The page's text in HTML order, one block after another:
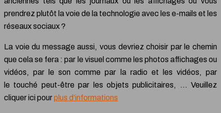
prendrez plutôt la voie de la technologie avec les e-mails et les
réseaux sociaux ?
La voie du message aussi, vous devriez choisir par le chemin
que cela se fera : par le visuel comme les photos affichages ou
vidéos, par le son comme par la radio et les vidéos, par
le touché peut-être par les objets publicitaires, … Veuillez
cliquer ici pourplus d’informations